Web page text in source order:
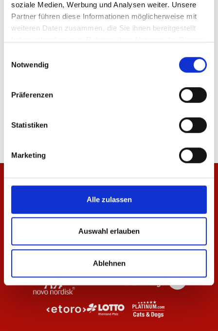
soziale Medien, Werbung und Analysen weiter. Unsere
Partner führen diese Informationen möglicherweise mit
weiteren Daten zusammen, die Sie ihnen bereitgestellt
Notwendig
Präferenzen
Statistiken
Marketing
Alle zulassen
Auswahl erlauben
Ablehnen
Heimtrikot 26/27